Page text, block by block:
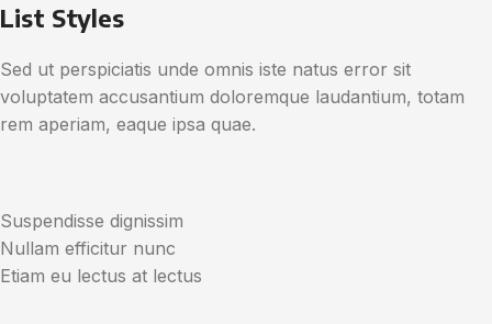
List Styles
Sed ut perspiciatis unde omnis iste natus error sit
voluptatem accusantium doloremque laudantium, totam
rem aperiam, eaque ipsa quae.
Suspendisse dignissim
Nullam efficitur nunc
Etiam eu lectus at lectus